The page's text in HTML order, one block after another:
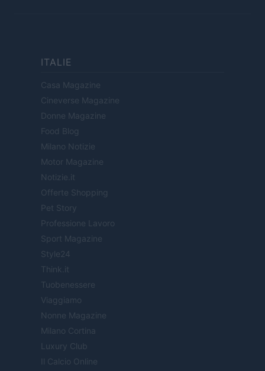
ITALIE
Casa Magazine
Cineverse Magazine
Donne Magazine
Food Blog
Milano Notizie
Motor Magazine
Notizie.it
Offerte Shopping
Pet Story
Professione Lavoro
Sport Magazine
Style24
Think.it
Tuobenessere
Viaggiamo
Nonne Magazine
Milano Cortina
Luxury Club
Il Calcio Online